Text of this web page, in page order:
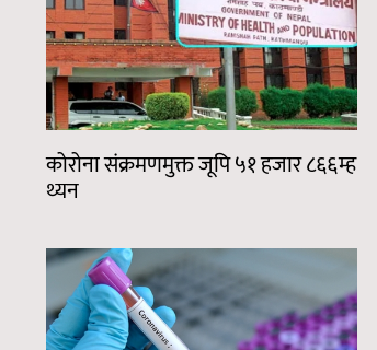
कोरोना संक्रमणमुक्त जूपि ५१ हजार ८६६म्ह
थ्यन